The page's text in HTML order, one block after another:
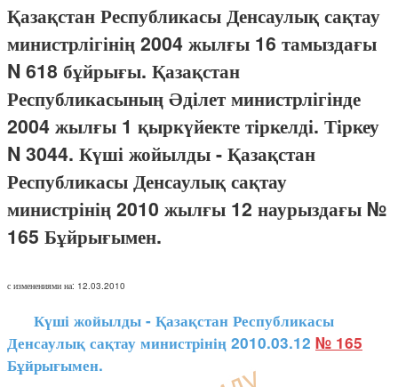
Қазақстан Республикасы Денсаулық сақтау
министрлігінің 2004 жылғы 16 тамыздағы
N 618 бұйрығы. Қазақстан
Республикасының Әділет министрлігінде
2004 жылғы 1 қыркүйекте тіркелді. Тіркеу
N 3044. Күші жойылды - Қазақстан
Республикасы Денсаулық сақтау
министрінің 2010 жылғы 12 наурыздағы №
165 Бұйрығымен.
с изменениями на: 12.03.2010
Күші жойылды - Қазақстан Республикасы
Денсаулық сақтау министрінің 2010.03.12 № 165
Бұйрығымен.